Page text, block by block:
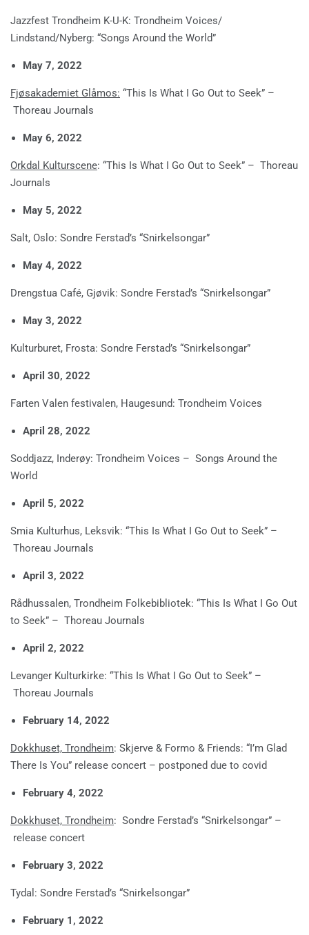
Jazzfest Trondheim K-U-K: Trondheim Voices/
Lindstand/Nyberg: “Songs Around the World”
May 7, 2022
Fjøsakademiet Glåmos: “This Is What I Go Out to Seek” –
Thoreau Journals
May 6, 2022
Orkdal Kulturscene: “This Is What I Go Out to Seek” – Thoreau
Journals
May 5, 2022
Salt, Oslo: Sondre Ferstad’s “Snirkelsongar”
May 4, 2022
Drengstua Café, Gjøvik: Sondre Ferstad’s “Snirkelsongar”
May 3, 2022
Kulturburet, Frosta: Sondre Ferstad’s “Snirkelsongar”
April 30, 2022
Farten Valen festivalen, Haugesund: Trondheim Voices
April 28, 2022
Soddjazz, Inderøy: Trondheim Voices – Songs Around the
World
April 5, 2022
Smia Kulturhus, Leksvik: “This Is What I Go Out to Seek” –
Thoreau Journals
April 3, 2022
Rådhussalen, Trondheim Folkebibliotek: “This Is What I Go Out
to Seek” – Thoreau Journals
April 2, 2022
Levanger Kulturkirke: “This Is What I Go Out to Seek” –
Thoreau Journals
February 14, 2022
Dokkhuset, Trondheim: Skjerve & Formo & Friends: “I’m Glad
There Is You” release concert – postponed due to covid
February 4, 2022
Dokkhuset, Trondheim: Sondre Ferstad’s “Snirkelsongar” –
release concert
February 3, 2022
Tydal: Sondre Ferstad’s “Snirkelsongar”
February 1, 2022